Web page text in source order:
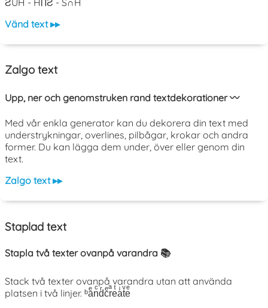
Vänd text ▸▸
Zalgo text
Upp, ner och genomstruken rand textdekorationer 〰️
Med vår enkla generator kan du dekorera din text med
understrykningar, overlines, pilbågar, krokar och andra
former. Du kan lägga dem under, över eller genom din
text.
Zalgo text ▸▸
Staplad text
Stapla två texter ovanpå varandra 📚
Stack två texter ovanpå varandra utan att använda
platsen i två linjer. ᵇaͤnͨdͬcͤrͣeͭaͥtͮeͤ